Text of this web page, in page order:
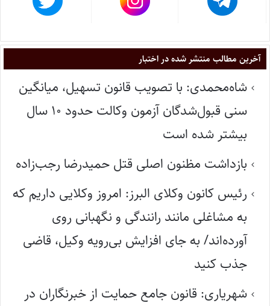
آخرین مطالب منتشر شده در اختبار
شاه‌محمدی: با تصویب قانون تسهیل، میانگین
سنی قبول‌شدگان آزمون وکالت حدود ۱۰ سال
بیشتر شده است
بازداشت مظنون اصلی قتل حمیدرضا رجب‌زاده
رئیس کانون وکلای البرز: امروز وکلایی داریم که
به مشاغلی مانند رانندگی و نگهبانی روی
آورده‌اند/ به جای افزایش بی‌رویه وکیل، قاضی
جذب کنید
شهریاری: قانون جامع حمایت از خبرنگاران در